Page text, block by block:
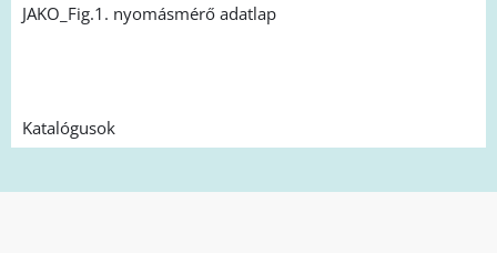
JAKO_Fig.1. nyomásmérő adatlap
Katalógusok